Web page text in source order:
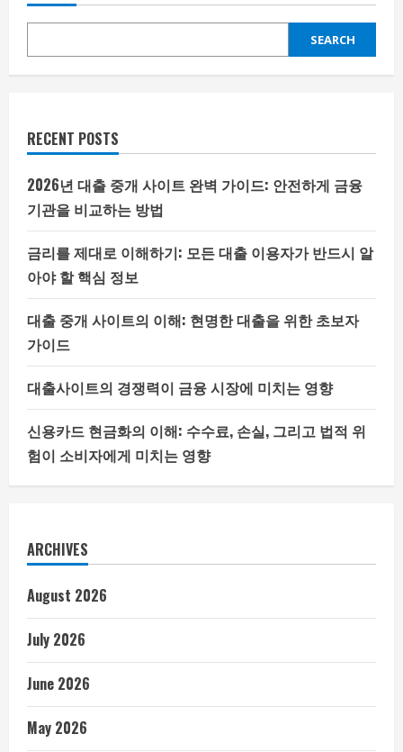
SEARCH
RECENT POSTS
2026년 대출 중개 사이트 완벽 가이드: 안전하게 금융
기관을 비교하는 방법
금리를 제대로 이해하기: 모든 대출 이용자가 반드시 알
아야 할 핵심 정보
대출 중개 사이트의 이해: 현명한 대출을 위한 초보자
가이드
대출사이트의 경쟁력이 금융 시장에 미치는 영향
신용카드 현금화의 이해: 수수료, 손실, 그리고 법적 위
험이 소비자에게 미치는 영향
ARCHIVES
August 2026
July 2026
June 2026
May 2026